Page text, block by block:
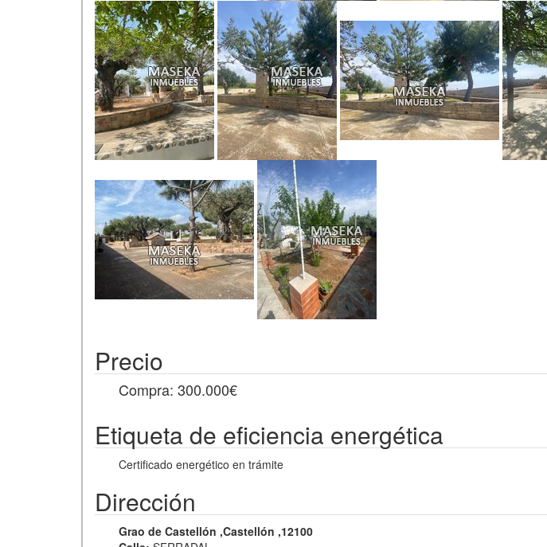
Precio
Compra: 300.000€
Etiqueta de eficiencia energética
Certificado energético en trámite
Dirección
Grao de Castellón ,Castellón ,12100